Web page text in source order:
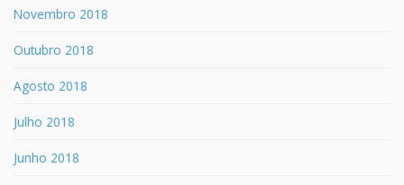
Novembro 2018
Outubro 2018
Agosto 2018
Julho 2018
Junho 2018